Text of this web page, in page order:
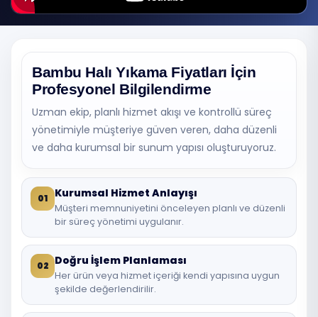
Bambu Halı Yıkama Fiyatları İçin
Profesyonel Bilgilendirme
Uzman ekip, planlı hizmet akışı ve kontrollü süreç
yönetimiyle müşteriye güven veren, daha düzenli
ve daha kurumsal bir sunum yapısı oluşturuyoruz.
01 Kurumsal Hizmet Anlayışı
Müşteri memnuniyetini önceleyen planlı ve düzenli
bir süreç yönetimi uygulanır.
02 Doğru İşlem Planlaması
Her ürün veya hizmet içeriği kendi yapısına uygun
şekilde değerlendirilir.